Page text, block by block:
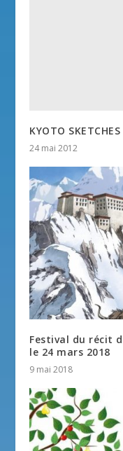
KYOTO SKETCHES
24 mai 2012
Festival du récit
le 24 mars 2018
9 mai 2018